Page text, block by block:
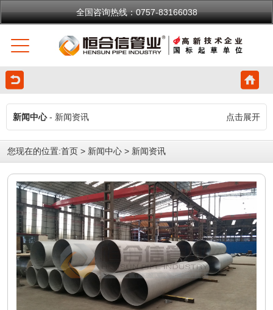
全国咨询热线：0757-83166038
新闻中心- 新闻资讯 点击展开
您现在的位置:首页 > 新闻中心 > 新闻资讯